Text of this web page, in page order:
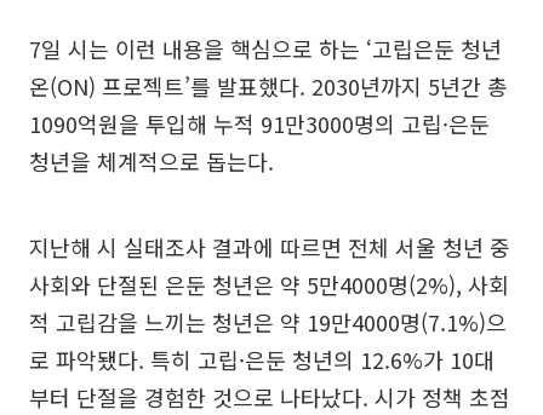
7일 시는 이런 내용을 핵심으로 하는 ‘고립은둔 청년
온(ON) 프로젝트’를 발표했다. 2030년까지 5년간 총
1090억원을 투입해 누적 91만3000명의 고립·은둔
청년을 체계적으로 돕는다.
지난해 시 실태조사 결과에 따르면 전체 서울 청년 중
사회와 단절된 은둔 청년은 약 5만4000명(2%), 사회
적 고립감을 느끼는 청년은 약 19만4000명(7.1%)으
로 파악됐다. 특히 고립·은둔 청년의 12.6%가 10대
부터 단절을 경험한 것으로 나타났다. 시가 정책 초점